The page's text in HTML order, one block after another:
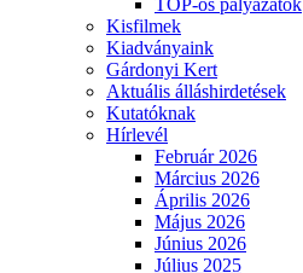
TOP-os pályázatok
Kisfilmek
Kiadványaink
Gárdonyi Kert
Aktuális álláshirdetések
Kutatóknak
Hírlevél
Február 2026
Március 2026
Április 2026
Május 2026
Június 2026
Július 2025